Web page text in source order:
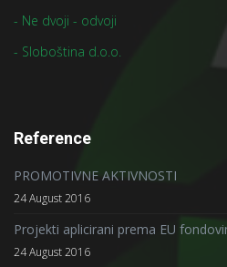
- Ne dvoji - odvoji
- Sloboština d.o.o.
Reference
PROMOTIVNE AKTIVNOSTI
24 August 2016
Projekti aplicirani prema EU
24 August 2016